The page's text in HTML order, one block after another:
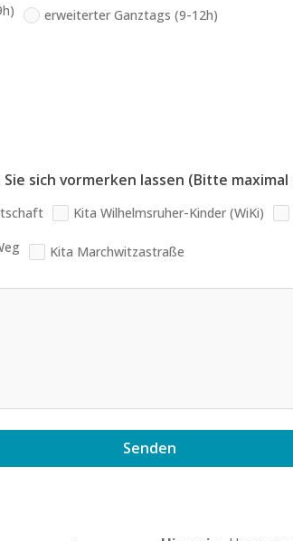
erweiterter Ganztags (9-12h)
sich vormerken lassen (Bitte
Kita Wilhelmsruher-Kinder (WiKi)
Kita Marchwitzastraße
Senden